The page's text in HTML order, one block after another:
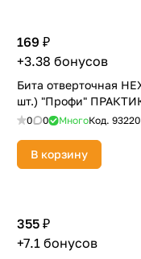
169 ₽
+3.38 бонусов
Бита отверточная
шт.) "Профи"
0 0 МногоКод. 93220
В корзину
355 ₽
+7.1 бонусов